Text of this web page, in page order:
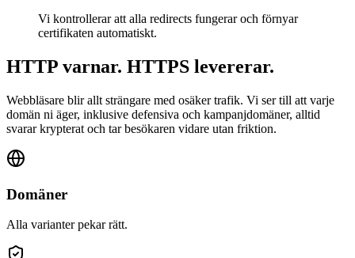
Vi kontrollerar att alla redirects fungerar och förnyar
certifikaten automatiskt.
HTTP varnar. HTTPS levererar.
Webbläsare blir allt strängare med osäker trafik. Vi ser till att varje
domän ni äger, inklusive defensiva och kampanjdomäner, alltid
svarar krypterat och tar besökaren vidare utan friktion.
Domäner
Alla varianter pekar rätt.